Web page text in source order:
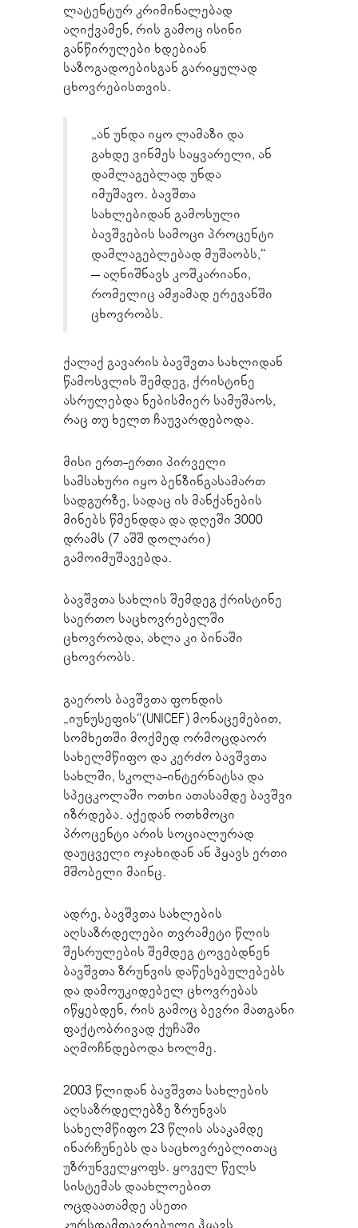
ლატენტურ კრიმინალებად
აღიქვამენ, რის გამოც ისინი
განწირულები ხდებიან
საზოგადოებისგან გარიყულად
ცხოვრებისთვის.
„ან უნდა იყო ლამაზი და
გახდე ვინმეს საყვარელი, ან
დამლაგებლად უნდა
იმუშავო. ბავშთა
სახლებიდან გამოსული
ბავშვების სამოცი პროცენტი
დამლაგებლებად მუშაობს,“
– აღნიშნავს კოშკარიანი,
რომელიც ამჟამად ერევანში
ცხოვრობს.
ქალაქ გავარის ბავშვთა სახლიდან
წამოსვლის შემდეგ, ქრისტინე
ასრულებდა ნებისმიერ სამუშაოს,
რაც თუ ხელთ ჩაუვარდებოდა.
მისი ერთ-ერთი პირველი
სამსახური იყო ბენზინგასამართ
სადგურზე, სადაც ის მანქანების
მინებს წმენდდა და დღეში 3000
დრამს (7 აშშ დოლარი)
გამოიმუშავებდა.
ბავშვთა სახლის შემდეგ ქრისტინე
საერთო საცხოვრებელში
ცხოვრობდა, ახლა კი ბინაში
ცხოვრობს.
გაეროს ბავშვთა ფონდის
„იუნუსეფის“(UNICEF) მონაცემებით,
სომხეთში მოქმედ ორმოცდაორ
სახელმწიფო და კერძო ბავშვთა
სახლში, სკოლა-ინტერნატსა და
სპეცკოლაში ოთხი ათასამდე ბავშვი
იზრდება. აქედან ოთხმოცი
პროცენტი არის სოციალურად
დაუცველი ოჯახიდან ან ჰყავს ერთი
მშობელი მაინც.
ადრე, ბავშვთა სახლების
აღსაზრდელები თვრამეტი წლის
შესრულების შემდეგ ტოვებდნენ
ბავშვთა ზრუნვის დაწესებულებებს
და დამოუკიდებელ ცხოვრებას
იწყებდენ, რის გამოც ბევრი მათგანი
ფაქტობრივად ქუჩაში
აღმოჩნდებოდა ხოლმე.
2003 წლიდან ბავშვთა სახლების
აღსაზრდელებზე ზრუნვას
სახელმწიფო 23 წლის ასაკამდე
ინარჩუნებს და საცხოვრებლითაც
უზრუნველყოფს. ყოველ წელს
სისტემას დაახლოებით
ოცდაათამდე ასეთი
კურსდამთავრებული ჰყავს.